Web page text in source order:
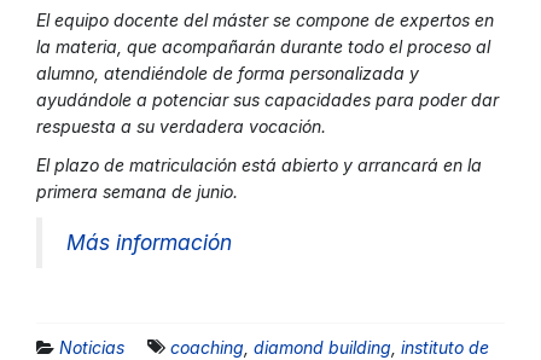
El equipo docente del máster se compone de expertos en
la materia, que acompañarán durante todo el proceso al
alumno, atendiéndole de forma personalizada y
ayudándole a potenciar sus capacidades para poder dar
respuesta a su verdadera vocación.
El plazo de matriculación está abierto y arrancará en la
primera semana de junio.
Más información
Noticias coaching diamond building instituto de